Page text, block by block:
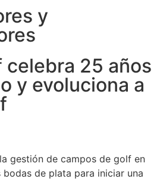
y
25 años
y evoluciona a
gestión de campos de golf en
bodas de plata para iniciar una